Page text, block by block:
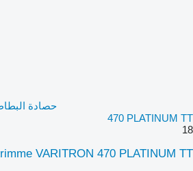
470 PLATINUM TT
18
VARITRON 470 PLATINUM TT